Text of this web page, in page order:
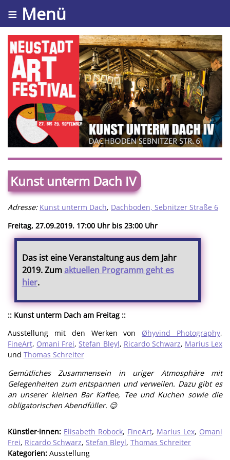
≡ Menü
Kunst unterm Dach IV
Adresse: Kunst unterm Dach, Dachboden, Sebnitzer Straße 6
Freitag, 27.09.2019. 17:00 Uhr bis 23:00 Uhr
Das ist eine Veranstaltung aus dem Jahr
2019. Zumaktuellen Programm geht es
hier.
:: Kunst unterm Dach am Freitag ::
Ausstellung mit den Werken von Øhyvind Photography,
FineArt, Omani Frei,Stefan Bleyl, Ricardo Schwarz, Marius Lex
und Thomas Schreiter
Gemütliches Zusammensein in uriger Atmosphäre mit
Gelegenheiten zum entspannen und verweilen. Dazu gibt es
an unserer kleinen Bar Kaffee, Tee und Kuchen sowie die
obligatorischen Abendfüller. 😉
Künstler·innen: Elisabeth Robock, FineArt, Marius Lex, Omani
Frei, Ricardo Schwarz, Stefan Bleyl, Thomas Schreiter
Kategorien: Ausstellung